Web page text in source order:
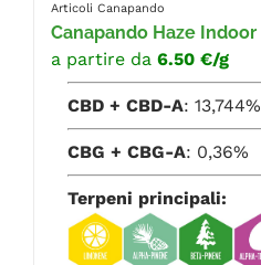
Articoli Canapando
Canapando Haze Indoor
a partire da 6.50 €/g
CBD + CBD-A: 13,744%
CBG + CBG-A: 0,36%
Terpeni principali: